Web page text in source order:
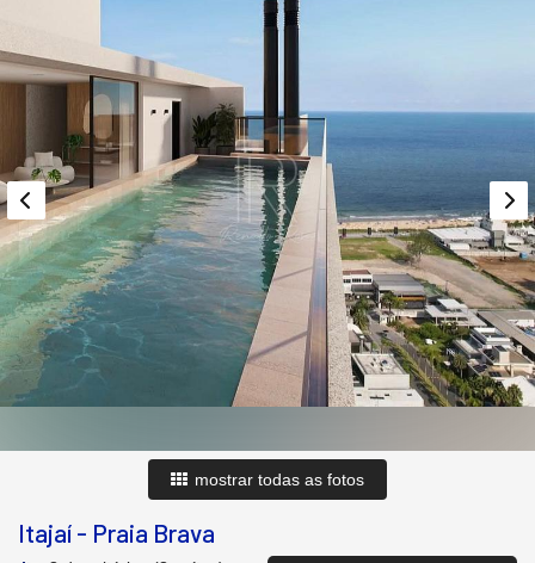
mostrar todas as fotos
Itajaí - Praia Brava